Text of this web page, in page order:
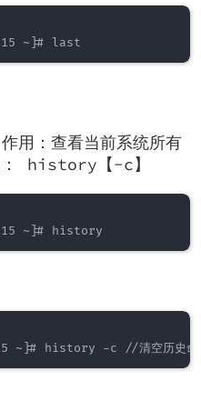
：查看当前系统所有
： history【-c】